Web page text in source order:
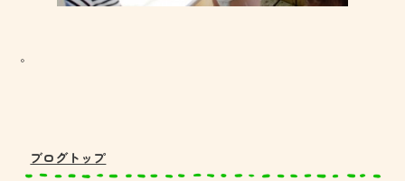
。
ブログトップ